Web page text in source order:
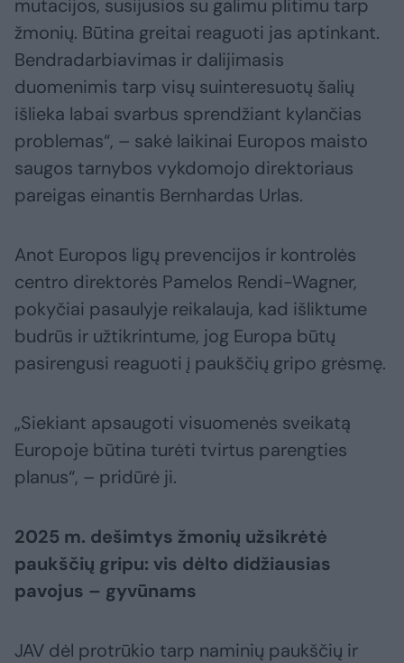
mutacijos, susijusios su galimu plitimu tarp
žmonių. Būtina greitai reaguoti jas aptinkant.
Bendradarbiavimas ir dalijimasis
duomenimis tarp visų suinteresuotų šalių
išlieka labai svarbus sprendžiant kylančias
problemas“, – sakė laikinai Europos maisto
saugos tarnybos vykdomojo direktoriaus
pareigas einantis Bernhardas Urlas.
Anot Europos ligų prevencijos ir kontrolės
centro direktorės Pamelos Rendi-Wagner,
pokyčiai pasaulyje reikalauja, kad išliktume
budrūs ir užtikrintume, jog Europa būtų
pasirengusi reaguoti į paukščių gripo grėsmę.
„Siekiant apsaugoti visuomenės sveikatą
Europoje būtina turėti tvirtus parengties
planus“, – pridūrė ji.
2025 m. dešimtys žmonių užsikrėtė
paukščių gripu: vis dėlto didžiausias
pavojus – gyvūnams
JAV dėl protrūkio tarp naminių paukščių ir